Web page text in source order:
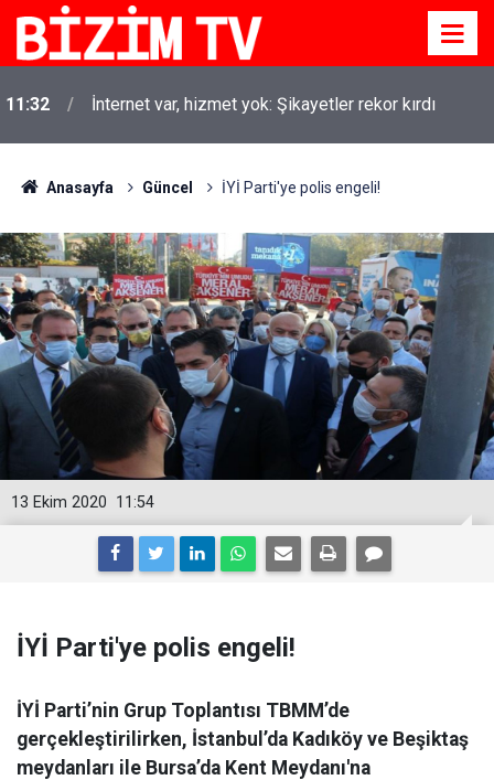
11:32 İnternet var, hizmet yok: Şikayetler rekor kırdı
Anasayfa Güncel İYİ Parti'ye polis engeli!
11:54
13 Ekim 2020
İYİ Parti'ye polis engeli!
İYİ Parti’nin Grup Toplantısı TBMM’de
gerçekleştirilirken, İstanbul’da Kadıköy ve Beşiktaş
meydanları ile Bursa’da Kent Meydanı'na